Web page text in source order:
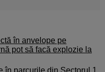
în anvelope pe
pot să facă explozie la
parcurile din Sectorul 1.